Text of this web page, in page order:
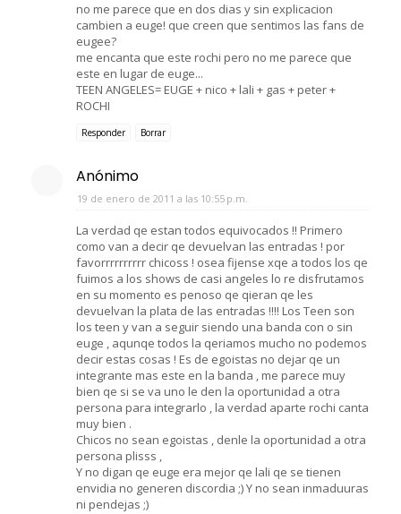
no me parece que en dos dias y sin explicacion
cambien a euge! que creen que sentimos las fans de
eugee?
me encanta que este rochi pero no me parece que
este en lugar de euge...
TEEN ANGELES= EUGE + nico + lali + gas + peter +
ROCHI
Responder Borrar
Anónimo
19 de enero de 2011 a las 10:55 p.m.
La verdad qe estan todos equivocados !! Primero
como van a decir qe devuelvan las entradas ! por
favorrrrrrrrrr chicoss ! osea fijense xqe a todos los qe
fuimos a los shows de casi angeles lo re disfrutamos
en su momento es penoso qe qieran qe les
devuelvan la plata de las entradas !!!! Los Teen son
los teen y van a seguir siendo una banda con o sin
euge , aqunqe todos la qeriamos mucho no podemos
decir estas cosas ! Es de egoistas no dejar qe un
integrante mas este en la banda , me parece muy
bien qe si se va uno le den la oportunidad a otra
persona para integrarlo , la verdad aparte rochi canta
muy bien .
Chicos no sean egoistas , denle la oportunidad a otra
persona plisss ,
Y no digan qe euge era mejor qe lali qe se tienen
envidia no generen discordia ;) Y no sean inmaduuras
ni pendejas ;)